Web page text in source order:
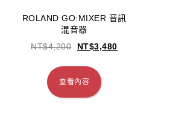
ROLAND GO:MIXER 音訊
混音器
NT$4,200 NT$3,480
查看內容